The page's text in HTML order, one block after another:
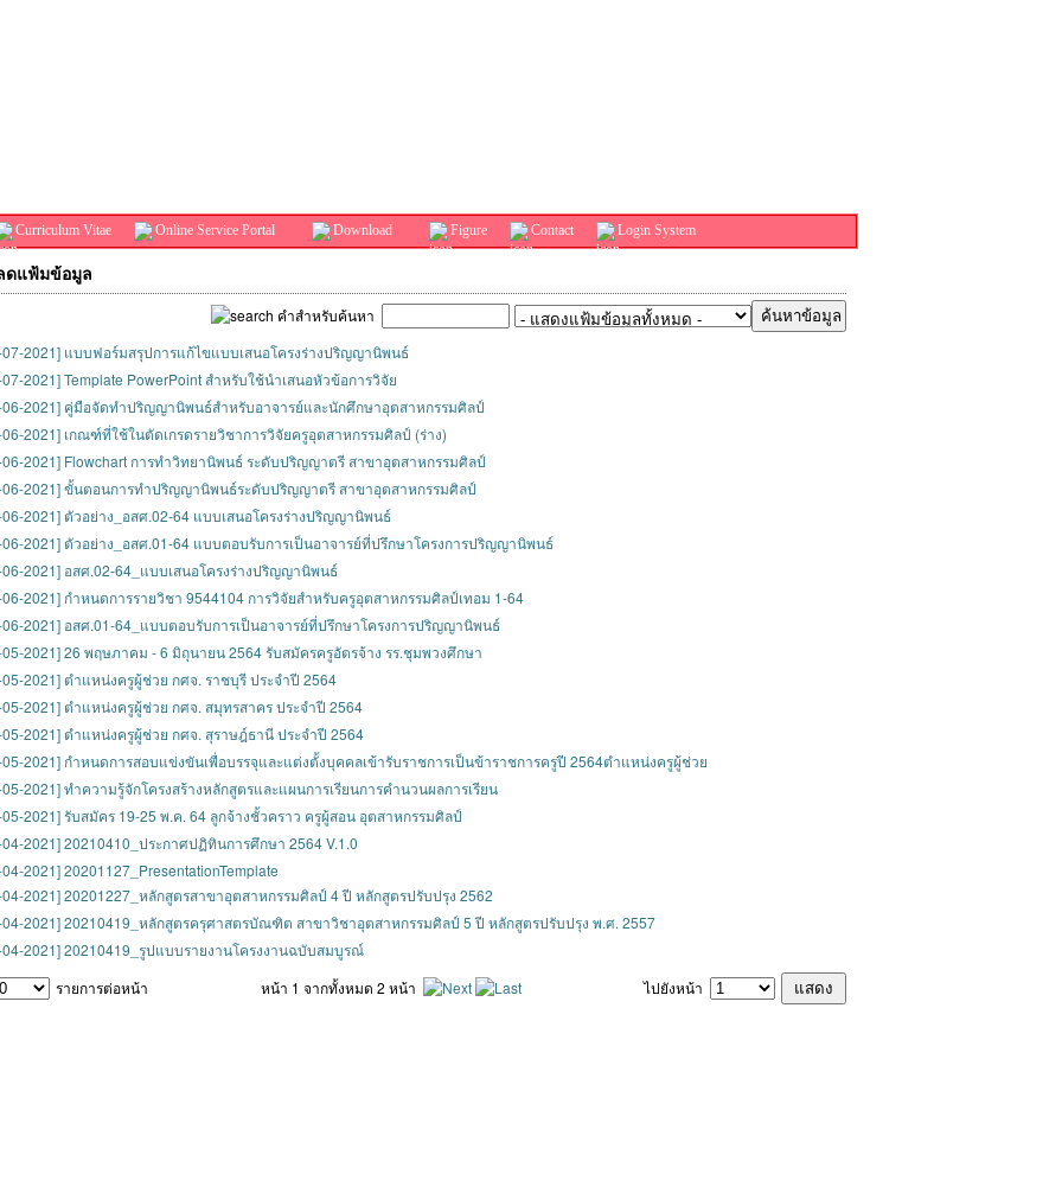
Curriculum Vitae Online Service Portal Download Figure Contact Login System
ดแฟ้มข้อมูล
คำสำหรับค้นหา
07-2021] แบบฟอร์มสรุปการแก้ไขแบบเสนอโครงร่างปริญญานิพนธ์
2021] Template PowerPoint สำหรับใช้นำเสนอหัวข้อการวิจัย
06-2021] คู่มือจัดทำปริญญานิพนธ์สำหรับอาจารย์และนักศึกษาอุตสาหกรรมศิลป์
2021] เกณฑ์ที่ใช้ในตัดเกรดรายวิชาการวิจัยครูอุตสาหกรรมศิลป์ (ร่าง)
06-2021] Flowchart การทำวิทยานิพนธ์ ระดับปริญญาตรี สาขาอุตสาหกรรมศิลป์
06-2021] ขั้นตอนการทำปริญญานิพนธ์ระดับปริญญาตรี สาขาอุตสาหกรรมศิลป์
2021] ตัวอย่าง_อสศ.02-64 แบบเสนอโครงร่างปริญญานิพนธ์
06-2021] ตัวอย่าง_อสศ.01-64 แบบตอบรับการเป็นอาจารย์ที่ปรึกษาโครงการปริญญานิพนธ์
06-2021] อสศ.02-64_แบบเสนอโครงร่างปริญญานิพนธ์
2021] กำหนดการรายวิชา 9544104 การวิจัยสำหรับครูอุตสาหกรรมศิลป์เทอม 1-64
06-2021] อสศ.01-64_แบบตอบรับการเป็นอาจารย์ที่ปรึกษาโครงการปริญญานิพนธ์
2021] 26 พฤษภาคม - 6 มิถุนายน 2564 รับสมัครครูอัตรจ้าง รร.ชุมพวงศึกษา
2021] ตำแหน่งครูผู้ช่วย กศจ. ราชบุรี ประจำปี 2564
2021] ตำแหน่งครูผู้ช่วย กศจ. สมุทรสาคร ประจำปี 2564
2021] ตำแหน่งครูผู้ช่วย กศจ. สุราษฎ์ธานี ประจำปี 2564
2021] กำหนดการสอบแข่งขันเพื่อบรรจุและแต่งตั้งบุคคลเข้ารับราชการเป็นข้าราชการครูปี 2564ตำแหน่งครูผู้ช่วย
2021] ทำความรู้จักโครงสร้างหลักสูตรและแผนการเรียนการคำนวนผลการเรียน
2021] รับสมัคร 19-25 พ.ค. 64 ลูกจ้างชั้วคราว ครูผู้สอน อุตสาหกรรมศิลป์
2021] 20210410_ประกาศปฏิทินการศึกษา 2564 V.1.0
2021] 20201127_PresentationTemplate
2021] 20201227_หลักสูตรสาขาอุตสาหกรรมศิลป์ 4 ปี หลักสูตรปรับปรุง 2562
04-2021] 20210419_หลักสูตรครุศาสตรบัณฑิต สาขาวิชาอุตสาหกรรมศิลป์ 5 ปี หลักสูตรปรับปรุง พ.ศ. 2557
04-2021] 20210419_รูปแบบรายงานโครงงานฉบับสมบูรณ์
รายการต่อหน้า
หน้า 1 จากทั้งหมด 2 หน้า ไปยังหน้า